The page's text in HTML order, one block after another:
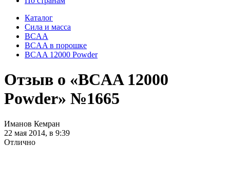
Каталог
Сила и масса
BCAA
BCAA в порошке
BCAA 12000 Powder
Отзыв о «BCAA 12000
Powder» №1665
Иманов Кемран
22 мая 2014, в 9:39
Отлично